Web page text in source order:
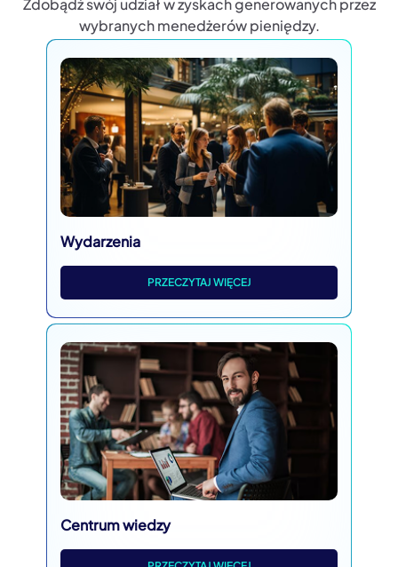
Zdobądź swój udział w zyskach generowanych przez
wybranych menedżerów pieniędzy.
Wydarzenia
PRZECZYTAJ WIĘCEJ
Centrum wiedzy